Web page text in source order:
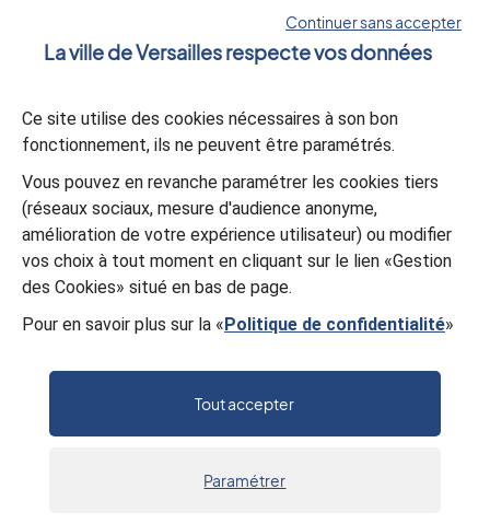
0 : colonne centrale + page sommaire
Résidences artistiques
La Ville soutient et promeut le spectacle
vivant et les écritures à travers 12 compagnies
Continuer sans accepter
La ville de Versailles respecte vos données
Ce site utilise des cookies nécessaires à son bon
fonctionnement, ils ne peuvent être paramétrés.
Vous pouvez en revanche paramétrer les cookies tiers
(réseaux sociaux, mesure d'audience anonyme,
amélioration de votre expérience utilisateur) ou modifier
vos choix à tout moment en cliquant sur le lien «Gestion
des Cookies» situé en bas de page.
Pour en savoir plus sur la «Politique de confidentialité»
Tout accepter
Paramétrer